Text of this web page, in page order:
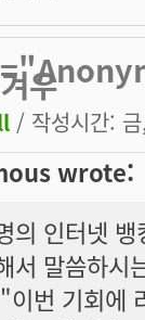
우
/ 작성시간:
wrote:
의 인터넷
서 말씀하시
이번 기회에